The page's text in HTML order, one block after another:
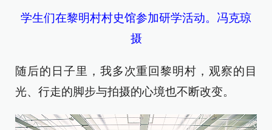
学生们在黎明村村史馆参加研学活动。 冯克琼
摄
随后的日子里，我多次重回黎明村，观察的目
光、行走的脚步与拍摄的心境也不断改变。